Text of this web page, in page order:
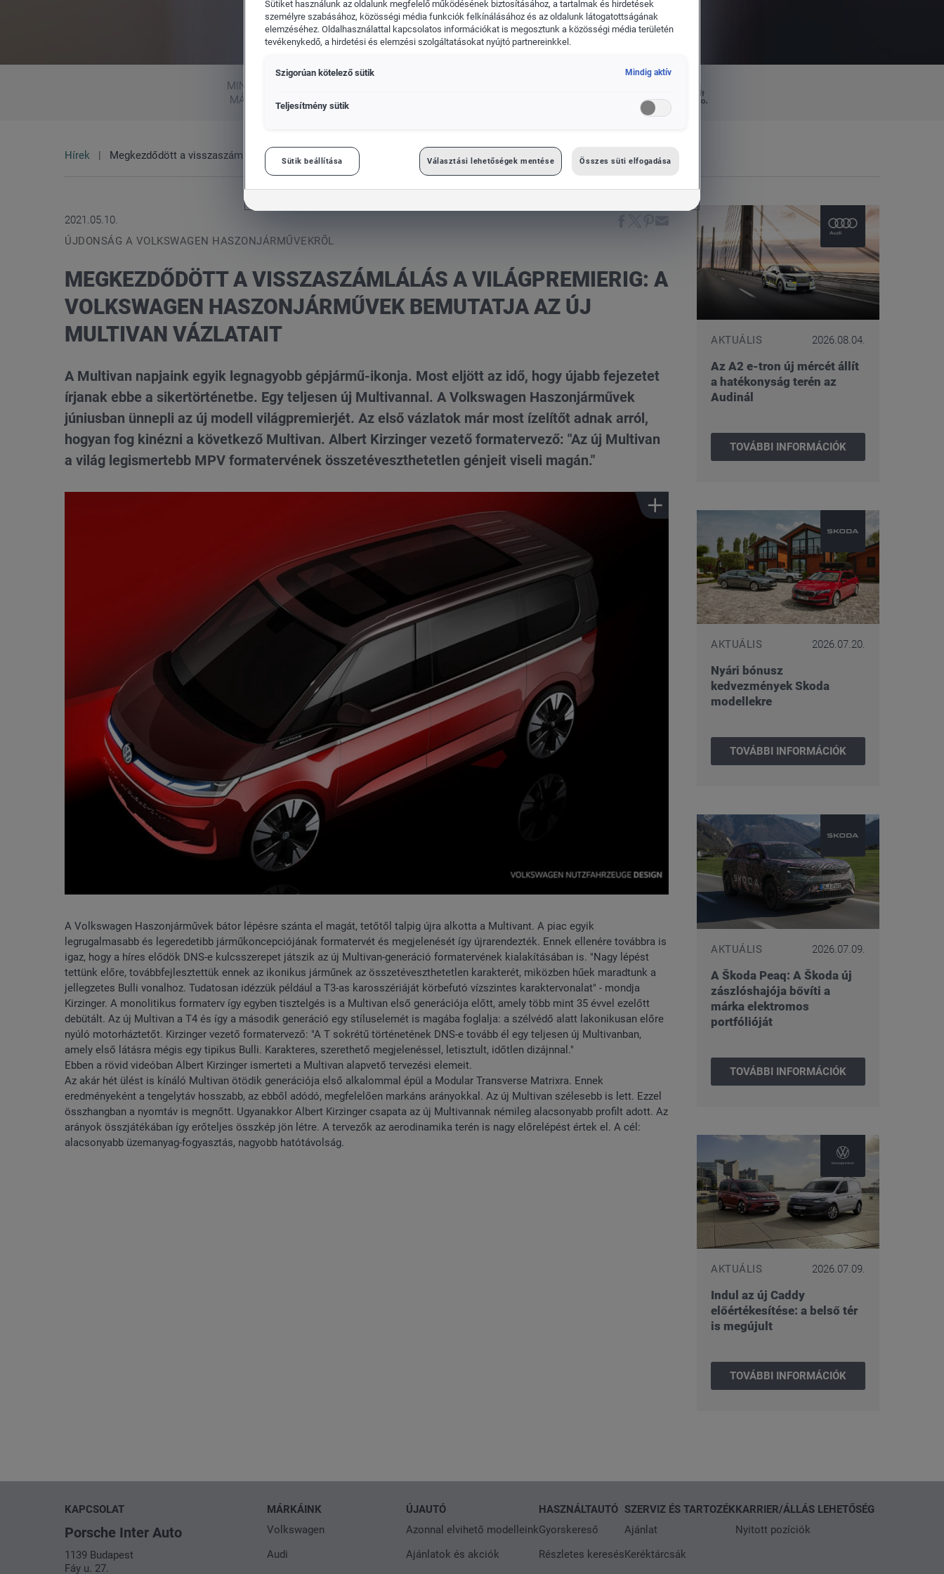
CUPRA Volkswagen Haszonjárművek
MINDEN
MÁRKA
Hírek Megkezdődött a visszaszámlálás a világpremierig: a Volkswagen Haszonjárművek bemutatja az új Multivan vázlatait
2021.05.10.
ÚJDONSÁG A VOLKSWAGEN HASZONJÁRMŰVEKRŐL
MEGKEZDŐDÖTT A VISSZASZÁMLÁLÁS A VILÁGPREMIERIG: A
VOLKSWAGEN HASZONJÁRMŰVEK BEMUTATJA AZ ÚJ
MULTIVAN VÁZLATAIT
A Multivan napjaink egyik legnagyobb gépjármű-ikonja. Most eljött az idő, hogy újabb fejezetet
írjanak ebbe a sikertörténetbe. Egy teljesen új Multivannal. A Volkswagen Haszonjárművek
júniusban ünnepli az új modell világpremierjét. Az első vázlatok már most ízelítőt adnak arról,
hogyan fog kinézni a következő Multivan. Albert Kirzinger vezető formatervező: "Az új Multivan
a világ legismertebb MPV formatervének összetéveszthetetlen génjeit viseli magán."
A Volkswagen Haszonjárművek bátor lépésre szánta el magát, tetőtől talpig újra alkotta a Multivant. A piac egyik
legrugalmasabb és legeredetibb járműkoncepciójának formatervét és megjelenését így újrarendezték. Ennek ellenére továbbra is
igaz, hogy a híres elődök DNS-e kulcsszerepet játszik az új Multivan-generáció formatervének kialakításában is. "Nagy lépést
tettünk előre, továbbfejlesztettük ennek az ikonikus járműnek az összetéveszthetetlen karakterét, miközben hűek maradtunk a
jellegzetes Bulli vonalhoz. Tudatosan idézzük például a T3-as karosszériáját körbefutó vízszintes karaktervonalat" - mondja
Kirzinger. A monolitikus formaterv így egyben tisztelgés is a Multivan első generációja előtt, amely több mint 35 évvel ezelőtt
debütált. Az új Multivan a T4 és így a második generáció egy stíluselemét is magába foglalja: a szélvédő alatt lakonikusan előre
nyúló motorháztetőt. Kirzinger vezető formatervező: "A T sokrétű történetének DNS-e tovább él egy teljesen új Multivanban,
amely első látásra mégis egy tipikus Bulli. Karakteres, szerethető megjelenéssel, letisztult, időtlen dizájnnal."
Ebben a rövid videóban Albert Kirzinger ismerteti a Multivan alapvető tervezési elemeit.
Az akár hét ülést is kínáló Multivan ötödik generációja első alkalommal épül a Modular Transverse Matrixra. Ennek
eredményeként a tengelytáv hosszabb, az ebből adódó, megfelelően markáns arányokkal. Az új Multivan szélesebb is lett. Ezzel
összhangban a nyomtáv is megnőtt. Ugyanakkor Albert Kirzinger csapata az új Multivannak némileg alacsonyabb profilt adott. Az
arányok összjátékában így erőteljes összkép jön létre. A tervezők az aerodinamika terén is nagy előrelépést értek el. A cél:
alacsonyabb üzemanyag-fogyasztás, nagyobb hatótávolság.
AKTUÁLIS 2026.08.04.
Az A2 e-tron új mércét állít
a hatékonyság terén az
Audinál
TOVÁBBI INFORMÁCIÓK
AKTUÁLIS 2026.07.20.
Nyári bónusz
kedvezmények Skoda
modellekre
TOVÁBBI INFORMÁCIÓK
AKTUÁLIS 2026.07.09.
A Škoda Peaq: A Škoda új
zászlóshajója bővíti a
márka elektromos
portfólióját
TOVÁBBI INFORMÁCIÓK
AKTUÁLIS 2026.07.09.
Indul az új Caddy
előértékesítése: a belső tér
is megújult
TOVÁBBI INFORMÁCIÓK
KAPCSOLAT
Porsche Inter Auto
1139 Budapest
Fáy u. 27.
MÁRKÁINK
Volkswagen
Audi
ÚJAUTÓ
Azonnal elvihető modelleink
Ajánlatok és akciók
HASZNÁLTAUTÓ
Gyorskereső
Részletes keresés
SZERVIZ ÉS TARTOZÉK
Ajánlat
Keréktárcsák
KARRIER/ÁLLÁS LEHETŐSÉG
Nyitott pozíciók
Sütiket használunk az oldalunk megfelelő működésének biztosításához, a tartalmak és hirdetések
személyre szabásához, közösségi média funkciók felkínálásához és az oldalunk látogatottságának
elemzéséhez. Oldalhasználattal kapcsolatos információkat is megosztunk a közösségi média területén
tevékenykedő, a hirdetési és elemzési szolgáltatásokat nyújtó partnereinkkel.
Szigorúan kötelező sütik Mindig aktív
Teljesítmény sütik
Sütik beállítása Választási lehetőségek mentése Összes süti elfogadása